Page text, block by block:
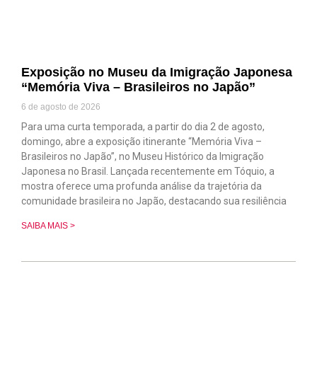
Exposição no Museu da Imigração Japonesa
“Memória Viva – Brasileiros no Japão”
6 de agosto de 2026
Para uma curta temporada, a partir do dia 2 de agosto,
domingo, abre a exposição itinerante “Memória Viva –
Brasileiros no Japão”, no Museu Histórico da Imigração
Japonesa no Brasil. Lançada recentemente em Tóquio, a
mostra oferece uma profunda análise da trajetória da
comunidade brasileira no Japão, destacando sua resiliência
SAIBA MAIS >